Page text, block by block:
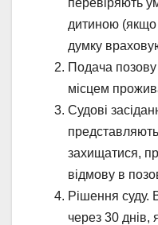
дитиною (якщо
думку
Подача
місцем
Судові
захищатися,
відмову в
Рішення суду.
через 30 днів,